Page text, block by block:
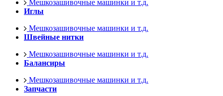
Мешкозашивочные машинки и т.д.
Иглы
Мешкозашивочные машинки и т.д.
Швейные нитки
Мешкозашивочные машинки и т.д.
Балансиры
Мешкозашивочные машинки и т.д.
Запчасти